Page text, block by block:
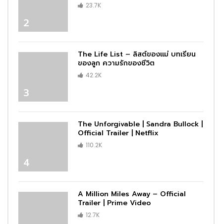
2
23.7K
3
The Life List – ลิสต์ของแม่ บทเรียน
ของลูก ความรักของชีวิต
42.2K
4
The Unforgivable | Sandra Bullock |
Official Trailer | Netflix
110.2K
A Million Miles Away – Official
Trailer | Prime Video
12.7K